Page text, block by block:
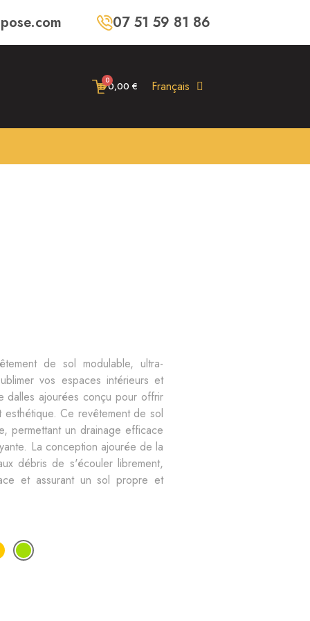
07 51 59 81 86
0,00 € Français
de sol modulable, ultra-
vos espaces intérieurs et
dalles ajourées conçu pour offrir
Ce revêtement de sol
permettant un drainage efficace
La conception ajourée de la
débris de s'écouler librement,
et assurant un sol propre et